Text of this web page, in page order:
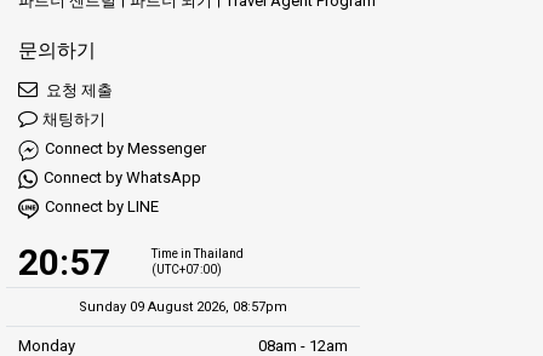
문의하기
요청 제출
채팅하기
Connect by Messenger
Connect by WhatsApp
Connect by LINE
20:57
Time in Thailand
(UTC+07:00)
Sunday 09 August 2026, 08:57pm
Monday
08am - 12am